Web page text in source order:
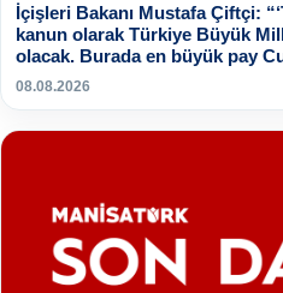
İçişleri Bakanı Mustafa Çiftçi:
kanun olarak Türkiye Büyük
olacak. Burada en büyük pay
08.08.2026